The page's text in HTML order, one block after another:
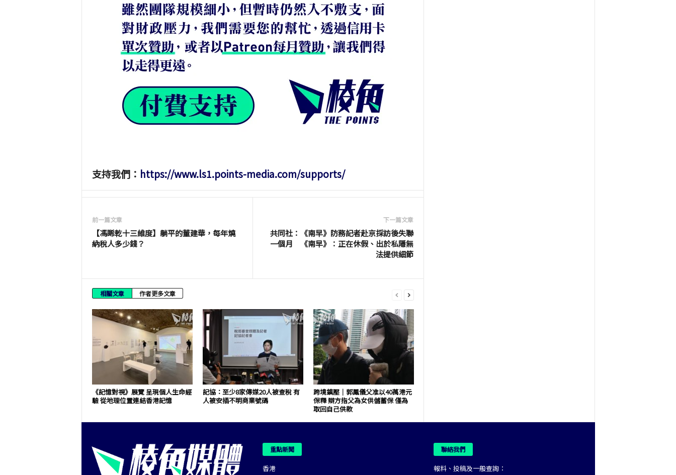
支持我們： https://www.ls1.points-media.com/supports/
前一篇文章
【馮睎乾十三維度】躺平的董建華，每年燒
納稅人多少錢？
下一篇文章
共同社：《南早》防務記者赴京採訪後失聯
一個月 《南早》：正在休假、出於私隱無
法提供細節
相關文章 作者更多文章
《記憶對視》展覽 呈現個人生命經
驗 從地理位置連結香港記憶
記協：至少8家傳媒20人被查稅 有
人被安插不明商業號碼
跨境鎮壓｜郭鳳儀父准以40萬港元
保釋 辯方指父為女供儲蓄保 僅為
取回自己供款
重點新聞
香港
聯絡我們
報料、投稿及一般查詢：